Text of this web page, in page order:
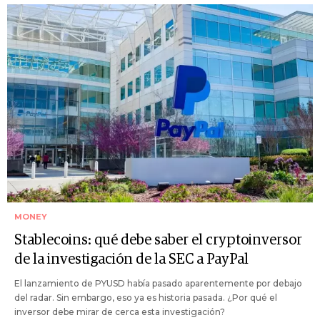
MONEY
Stablecoins: qué debe saber el cryptoinversor
de la investigación de la SEC a PayPal
El lanzamiento de PYUSD había pasado aparentemente por debajo
del radar. Sin embargo, eso ya es historia pasada. ¿Por qué el
inversor debe mirar de cerca esta investigación?